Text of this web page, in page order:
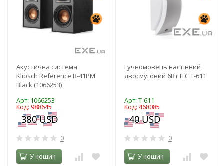
Акустична система
Klipsch Reference R-41PM
Black (1066253)
Арт: 1066253
Код: 988645
0
У кошик
Гучномовець настінний
двосмуговий 6Вт ITC T-611
Арт: T-611
Код: 468085
0
У кошик